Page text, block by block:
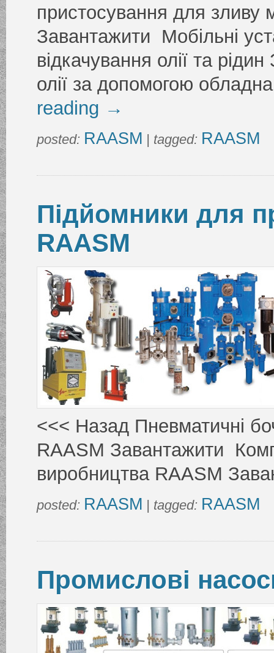
пристосування для
Завантажити Мобільні
відкачування олії та
олії за допомогою
reading →
posted: RAASM | tagged: RAASM
Підйомники для
RAASM
<<< Назад Пневматичні
RAASM Завантажити
виробництва RAASM
posted: RAASM | tagged: RAASM
Промислові